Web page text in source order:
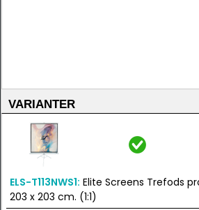
VARIANTER
ELS-T113NWS1: Elite Screens Trefods
203 x 203 cm. (1:1)